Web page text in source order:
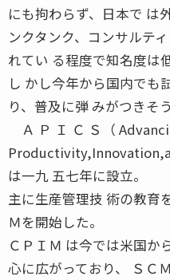
にも拘わらず、日本で は
ンクタンク、コンサルテ
れてい る程度で知名度は
し かし今年から国内でも
り、普及に弾 みがつきそう
Ａ Ｐ Ｉ Ｃ Ｓ（
は一九 五七年に設立。
主に生産管理技 術の教育
Ｍを開始した。
ＣＰＩＭ は今では米国か
心に広がっており、 ＳＣ